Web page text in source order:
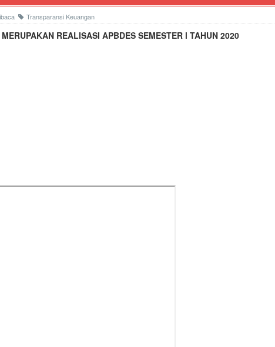
Transparansi Keuangan
REALISASI APBDES SEMESTER l TAHUN 2020